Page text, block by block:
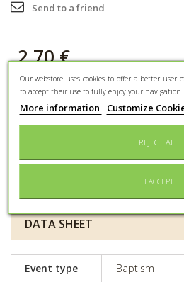
Send to a friend
2,70 €
Quantity
DATA SHEET
Event type Baptism
Our webstore uses cookies to offer a better user
to accept their use to fully enjoy your navigation.
More information Customize
REJECT ALL
I ACCEPT